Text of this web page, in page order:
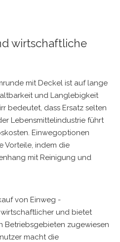
wirtschaftliche
mit Deckel ist auf lange
und Langlebigkeit
bedeutet, dass Ersatz selten
Lebensmittelindustrie führt
Einwegoptionen
Vorteile, indem die
mit Reinigung und
von Einweg -
und bietet
Betriebsgebieten zugewiesen
macht die